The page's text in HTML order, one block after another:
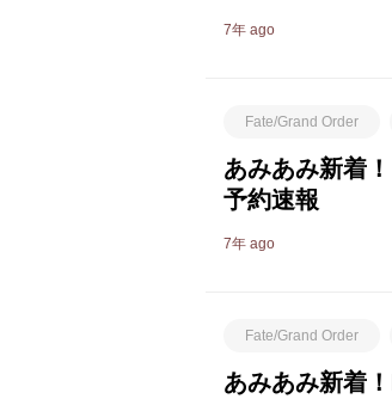
7年 ago
Fate/Grand Order
あみあみ新着
予約速報
7年 ago
Fate/Grand Order
あみあみ新着